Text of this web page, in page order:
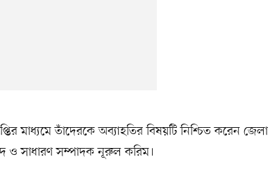
মাধ্যমে তাঁদেরকে অব্যাহতির বিষয়টি নিশ্চিত করেন জেলা
ও সাধারণ সম্পাদক নূরুল করিম।